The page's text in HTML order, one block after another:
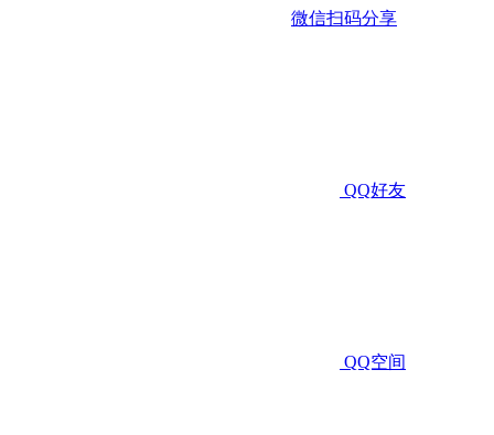
微信扫码分享
QQ好友
QQ空间